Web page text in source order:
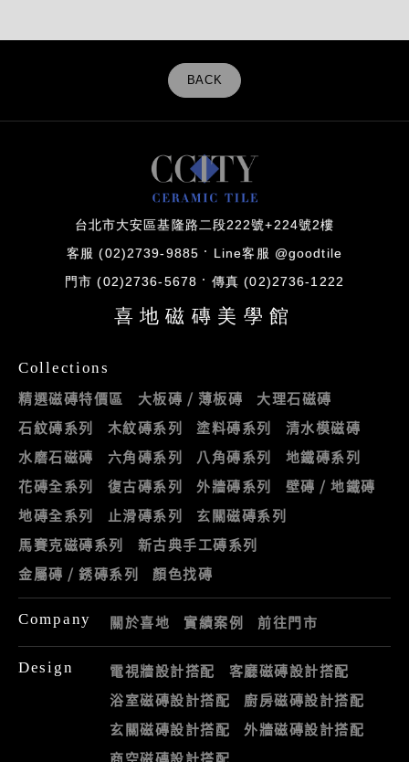
BACK
台北市大安區基隆路二段222號+224號2樓
客服 (02)2739-9885 Line客服 @goodtile
門市 (02)2736-5678 傳真 (02)2736-1222
喜地磁磚美學館
Collections
精選磁磚特價區 大板磚 / 薄板磚
大理石磁磚
石紋磚系列
木紋磚系列 塗料磚系列
清水模磁磚
水磨石磁磚
六角磚系列 八角磚系列
地鐵磚系列
花磚全系列
復古磚系列 外牆磚系列
壁磚 / 地鐵磚
地磚全系列
止滑磚系列
玄關磁磚系列
馬賽克磁磚系列
新古典手工磚系列
金屬磚 / 銹磚系列
顏色找磚
Company 關於喜地 實績案例 前往門市
Design 電視牆設計搭配
客廳磁磚設計搭配
浴室磁磚設計搭配
廚房磁磚設計搭配
玄關磁磚設計搭配
外牆磁磚設計搭配